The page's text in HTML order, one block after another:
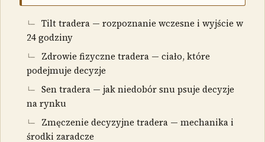
Tilt tradera — rozpoznanie wczesne i wyjście w
24 godziny
Zdrowie fizyczne tradera — ciało, które
podejmuje decyzje
Sen tradera — jak niedobór snu psuje decyzje
na rynku
Zmęczenie decyzyjne tradera — mechanika i
środki zaradcze